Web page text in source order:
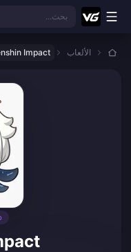
انتقل إلى المحتوى الرئيسي
بحث...
الألعاب Impact